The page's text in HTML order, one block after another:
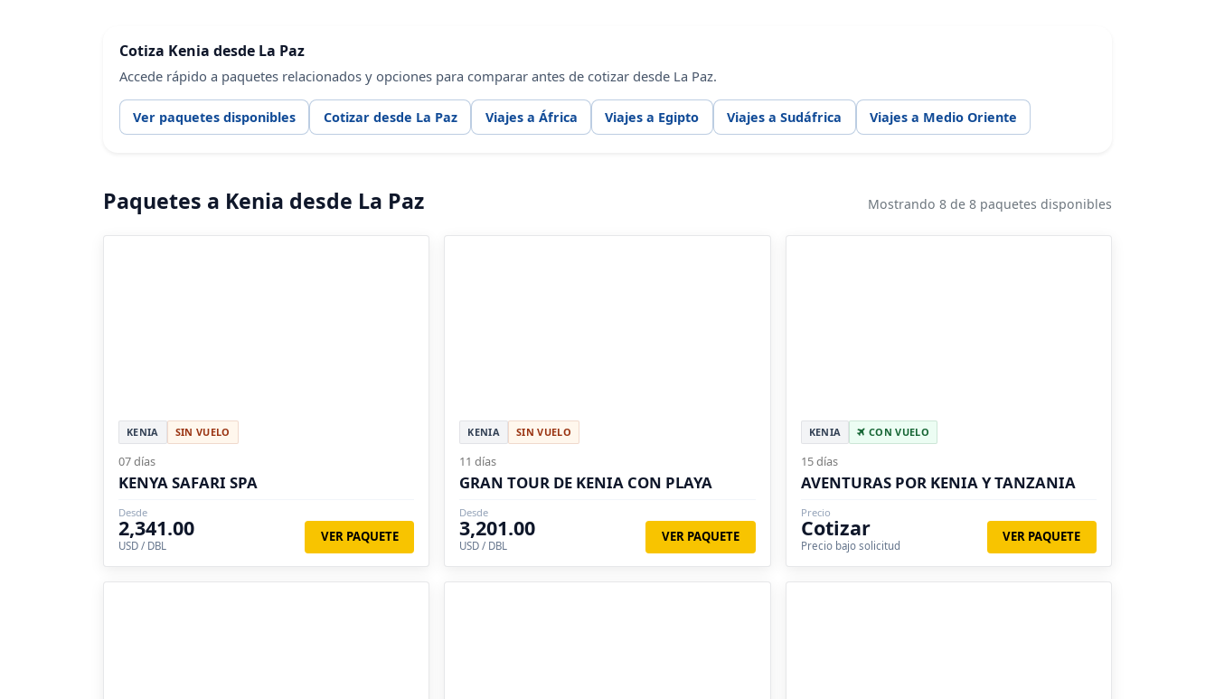
Cotiza Kenia desde La Paz
Accede rápido a paquetes relacionados y opciones para comparar antes de cotizar desde La Paz.
Ver paquetes disponibles Cotizar desde La Paz Viajes a África Viajes a Egipto Viajes a Sudáfrica Viajes a Medio Oriente
Paquetes a Kenia desde La Paz Mostrando 8 de 8 paquetes disponibles
KENIA SIN VUELO
07 días
KENYA SAFARI SPA
Desde
2,341.00
USD / DBL
VER PAQUETE
KENIA SIN VUELO
11 días
GRAN TOUR DE KENIA CON PLAYA
Desde
3,201.00
USD / DBL
VER PAQUETE
KENIA CON VUELO
15 días
AVENTURAS POR KENIA Y TANZANIA
Precio
Cotizar
Precio bajo solicitud
VER PAQUETE